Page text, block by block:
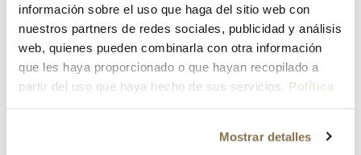
información sobre el uso que haga del sitio web con
nuestros partners de redes sociales, publicidad y análisis
web, quienes pueden combinarla con otra información
que les haya proporcionado o que hayan recopilado a
partir del uso que haya hecho de sus servicios. Política
Mostrar detalles
¿Has olvidado tu contraseña?